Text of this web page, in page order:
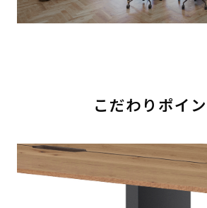
こだわりポイ